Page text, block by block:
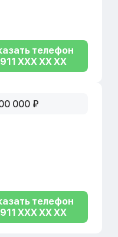
телефон
XXX XX XX
000 ₽
телефон
XXX XX XX